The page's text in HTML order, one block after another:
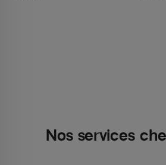
Nos services